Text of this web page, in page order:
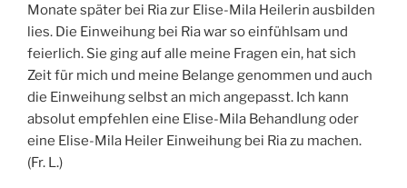
Monate später bei Ria zur Elise-Mila Heilerin ausbilden
lies. Die Einweihung bei Ria war so einfühlsam und
feierlich. Sie ging auf alle meine Fragen ein, hat sich
Zeit für mich und meine Belange genommen und auch
die Einweihung selbst an mich angepasst. Ich kann
absolut empfehlen eine Elise-Mila Behandlung oder
eine Elise-Mila Heiler Einweihung bei Ria zu machen.
(Fr. L.)